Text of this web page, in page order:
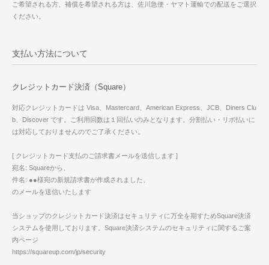
ご希望される方、補償を希望される方は、佐川急便・ヤマト運輸での配送をご選択
ください。
支払い方法について
クレジットカード決済（Square）
対応クレジットカードは Visa、Mastercard、American Express、JCB、Diners Clu
b、Discover です。ご利用回数は１回払いのみとなります。分割払い・リボ払いに
は対応しておりませんのでご了承ください。
[ クレジットカード支払のご請求書メールを送信します ]
宛名: Squareから、
件名: ●●様宛の新規請求書が作成されました、
のメールを送信いたします
当ショップのクレジットカード決済はセキュリティに万全を期すためSquare決済
システムを使用しております。Square決済システムのセキュリティに関するご案
内ページ
https://squareup.com/jp/security